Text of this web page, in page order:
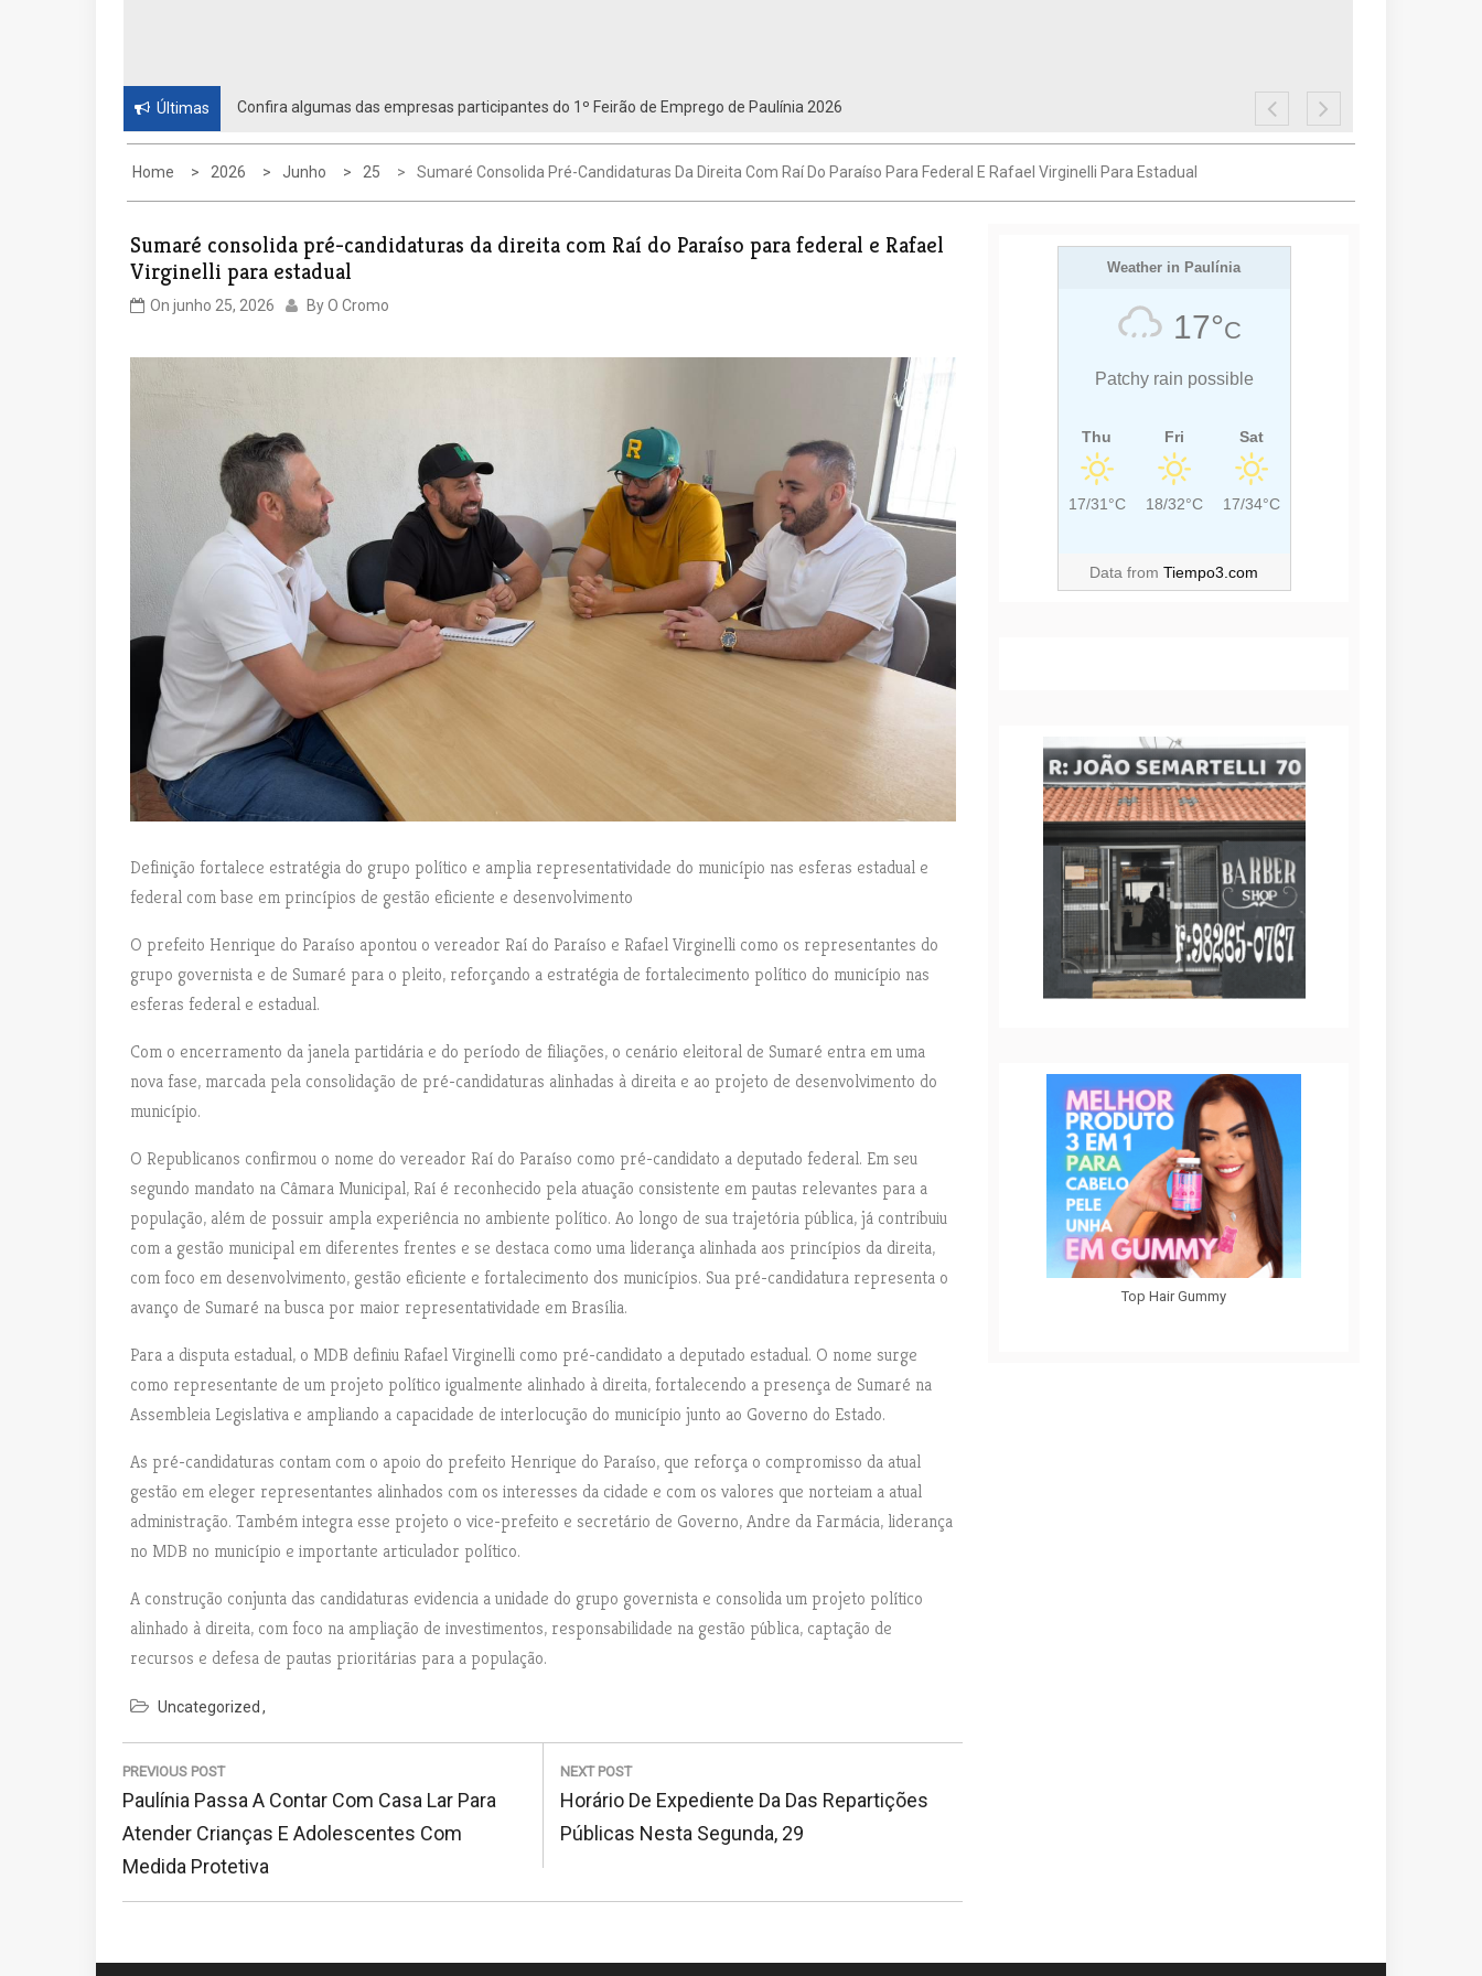
Últimas Confira algumas das empresas participantes do 1º Feirão de Emprego de Paulínia 2026
Home 2026 Junho 25 Sumaré Consolida Pré-Candidaturas Da Direita Com Raí Do Paraíso Para Federal E Rafael Virginelli Para Estadual
Sumaré consolida pré-candidaturas da direita com Raí do Paraíso para federal e Rafael
Virginelli para estadual
On junho 25, 2026 ByO Cromo
Definição fortalece estratégia do grupo político e amplia representatividade do município nas esferas estadual e
federal com base em princípios de gestão eficiente e desenvolvimento
O prefeito Henrique do Paraíso apontou o vereador Raí do Paraíso e Rafael Virginelli como os representantes do
grupo governista e de Sumaré para o pleito, reforçando a estratégia de fortalecimento político do município nas
esferas federal e estadual.
Com o encerramento da janela partidária e do período de filiações, o cenário eleitoral de Sumaré entra em uma
nova fase, marcada pela consolidação de pré-candidaturas alinhadas à direita e ao projeto de desenvolvimento do
município.
O Republicanos confirmou o nome do vereador Raí do Paraíso como pré-candidato a deputado federal. Em seu
segundo mandato na Câmara Municipal, Raí é reconhecido pela atuação consistente em pautas relevantes para a
população, além de possuir ampla experiência no ambiente político. Ao longo de sua trajetória pública, já contribuiu
com a gestão municipal em diferentes frentes e se destaca como uma liderança alinhada aos princípios da direita,
com foco em desenvolvimento, gestão eficiente e fortalecimento dos municípios. Sua pré-candidatura representa o
avanço de Sumaré na busca por maior representatividade em Brasília.
Para a disputa estadual, o MDB definiu Rafael Virginelli como pré-candidato a deputado estadual. O nome surge
como representante de um projeto político igualmente alinhado à direita, fortalecendo a presença de Sumaré na
Assembleia Legislativa e ampliando a capacidade de interlocução do município junto ao Governo do Estado.
As pré-candidaturas contam com o apoio do prefeito Henrique do Paraíso, que reforça o compromisso da atual
gestão em eleger representantes alinhados com os interesses da cidade e com os valores que norteiam a atual
administração. Também integra esse projeto o vice-prefeito e secretário de Governo, Andre da Farmácia, liderança
no MDB no município e importante articulador político.
A construção conjunta das candidaturas evidencia a unidade do grupo governista e consolida um projeto político
alinhado à direita, com foco na ampliação de investimentos, responsabilidade na gestão pública, captação de
recursos e defesa de pautas prioritárias para a população.
Uncategorized
N
a
v
e
ç
PREVIOUS POST
P
R
E
V
O
Paulínia Passa A Contar Com Casa Lar Para
Atender Crianças E Adolescentes Com
Medida Protetiva
NEXT POST
N
E
T
O
Horário De Expediente Da Das Repartições
Públicas Nesta Segunda, 29
Weather in Paulínia
17°C
Patchy rain possible
Thu
17/31°C
Fri
18/32°C
Sat
17/34°C
Data fromTiempo3.com
Top Hair Gummy